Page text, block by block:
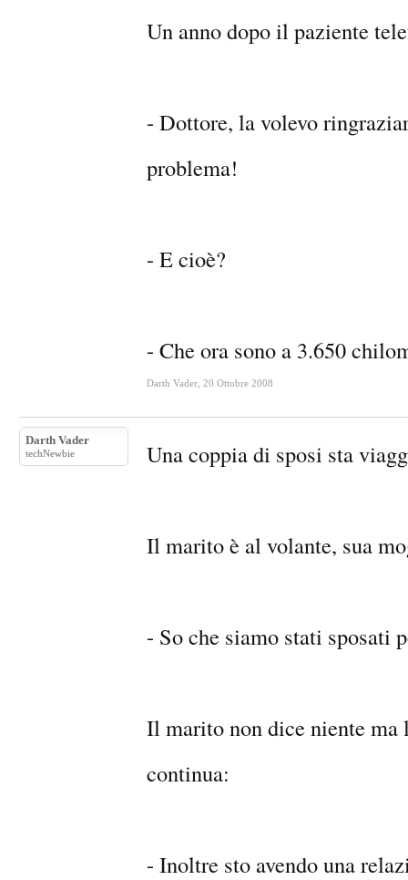
Un anno dopo il paziente
- Dottore, la volevo
problema!
- E cioè?
- Che ora sono a 3.650
Darth Vader 20 Ottobre 2008
Darth Vader
techNewbie Una coppia di sposi sta
Il marito è al volante, sua
- So che siamo stati sposati
Il marito non dice niente ma
continua:
- Inoltre sto avendo una